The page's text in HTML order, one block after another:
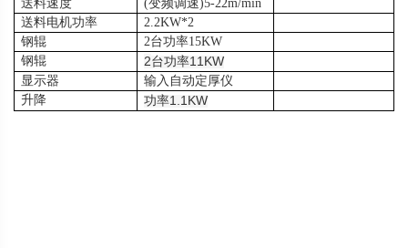
送料速度
(变频调速)5-22m/min
送料电机功率
2.2KW*2
钢辊
2台功率15KW
钢辊
2台功率11KW
显示器
输入自动定厚仪
升降
功率1.1KW